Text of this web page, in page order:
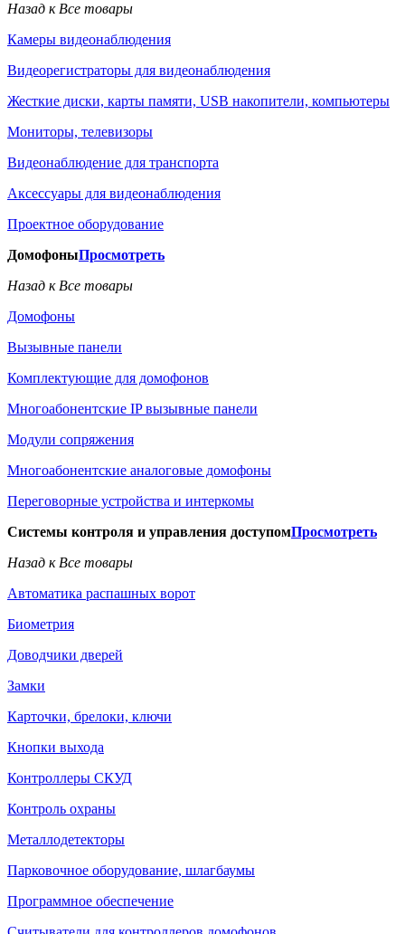
Назад к Все товары
Камеры видеонаблюдения
Видеорегистраторы для видеонаблюдения
Жесткие диски, карты памяти, USB накопители, компьютеры
Мониторы, телевизоры
Видеонаблюдение для транспорта
Аксессуары для видеонаблюдения
Проектное оборудование
ДомофоныПросмотреть
Назад к Все товары
Домофоны
Вызывные панели
Комплектующие для домофонов
Многоабонентские IP вызывные панели
Модули сопряжения
Многоабонентские аналоговые домофоны
Переговорные устройства и интеркомы
Системы контроля и управления доступомПросмотреть
Назад к Все товары
Автоматика распашных ворот
Биометрия
Доводчики дверей
Замки
Карточки, брелоки, ключи
Кнопки выхода
Контроллеры СКУД
Контроль охраны
Металлодетекторы
Парковочное оборудование, шлагбаумы
Программное обеспечение